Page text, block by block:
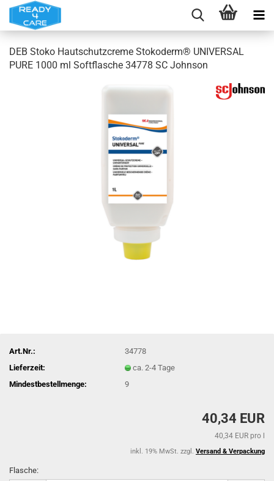
DEB Stoko Hautschutzcreme Stokoderm® UNIVERSAL
PURE 1000 ml Softflasche 34778 SC Johnson
Art.Nr.:
34778
Lieferzeit:
ca. 2-4 Tage
Mindestbestellmenge:
9
40,34 EUR
40,34 EUR pro l
inkl. 19% MwSt. zzgl. Versand & Verpackung
Flasche: